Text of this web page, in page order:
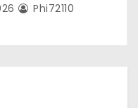
Phi72110